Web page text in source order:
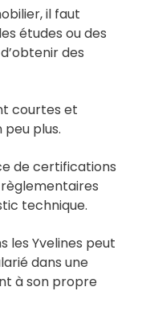
il faut
études ou des
des
courtes et
plus.
de certifications
technique.
les Yvelines peut
dans une
à son propre